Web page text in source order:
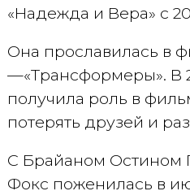
«Надежда и Вера» с
Она прославилась в
—«Трансформеры». В
получила роль в
потерять друзей и
С Брайаном Остином
Фокс поженилась в